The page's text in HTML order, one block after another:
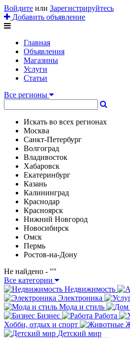
Войдите или Зарегистрируйтесь
Добавить объявление
Главная
Объявления
Магазины
Услуги
Статьи
Все регионы
Искать во всех регионах
Москва
Санкт-Петербург
Волгоград
Владивосток
Хабаровск
Екатеринбург
Казань
Калининград
Краснодар
Красноярск
Нижний Новгород
Новосибирск
Омск
Пермь
Ростов-на-Дону
Не найдено - ""
Все категории
Недвижимость
Электроника
Мода и стиль
Бизнес
Работа
Хобби, отдых и спорт
Детский мир